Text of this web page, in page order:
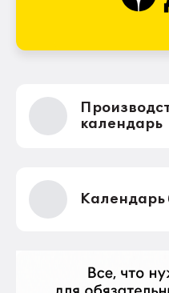
календарь
Календарь